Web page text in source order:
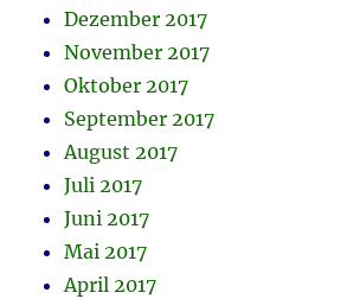
Dezember 2017
November 2017
Oktober 2017
September 2017
August 2017
Juli 2017
Juni 2017
Mai 2017
April 2017